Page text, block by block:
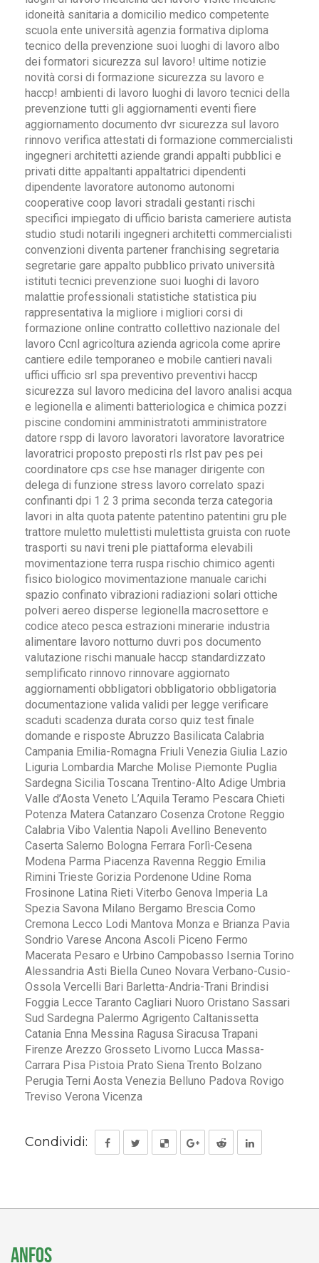
idoneità sanitaria a domicilio medico competente
scuola ente università agenzia formativa diploma
tecnico della prevenzione suoi luoghi di lavoro albo
dei formatori sicurezza sul lavoro! ultime notizie
novità corsi di formazione sicurezza su lavoro e
haccp! ambienti di lavoro luoghi di lavoro tecnici della
prevenzione tutti gli aggiornamenti eventi fiere
aggiornamento documento dvr sicurezza sul lavoro
rinnovo verifica attestati di formazione commercialisti
ingegneri architetti aziende grandi appalti pubblici e
privati ditte appaltanti appaltatrici dipendenti
dipendente lavoratore autonomo autonomi
cooperative coop lavori stradali gestanti rischi
specifici impiegato di ufficio barista cameriere autista
studio studi notarili ingegneri architetti commercialisti
convenzioni diventa partener franchising segretaria
segretarie gare appalto pubblico privato università
istituti tecnici prevenzione suoi luoghi di lavoro
malattie professionali statistiche statistica piu
rappresentativa la migliore i migliori corsi di
formazione online contratto collettivo nazionale del
lavoro Ccnl agricoltura azienda agricola come aprire
cantiere edile temporaneo e mobile cantieri navali
uffici ufficio srl spa preventivo preventivi haccp
sicurezza sul lavoro medicina del lavoro analisi acqua
e legionella e alimenti batteriologica e chimica pozzi
piscine condomini amministratoti amministratore
datore rspp di lavoro lavoratori lavoratore lavoratrice
lavoratrici proposto preposti rls rlst pav pes pei
coordinatore cps cse hse manager dirigente con
delega di funzione stress lavoro correlato spazi
confinanti dpi 1 2 3 prima seconda terza categoria
lavori in alta quota patente patentino patentini gru ple
trattore muletto mulettisti mulettista gruista con ruote
trasporti su navi treni ple piattaforma elevabili
movimentazione terra ruspa rischio chimico agenti
fisico biologico movimentazione manuale carichi
spazio confinato vibrazioni radiazioni solari ottiche
polveri aereo disperse legionella macrosettore e
codice ateco pesca estrazioni minerarie industria
alimentare lavoro notturno duvri pos documento
valutazione rischi manuale haccp standardizzato
semplificato rinnovo rinnovare aggiornato
aggiornamenti obbligatori obbligatorio obbligatoria
documentazione valida validi per legge verificare
scaduti scadenza durata corso quiz test finale
domande e risposte Abruzzo Basilicata Calabria
Campania Emilia-Romagna Friuli Venezia Giulia Lazio
Liguria Lombardia Marche Molise Piemonte Puglia
Sardegna Sicilia Toscana Trentino-Alto Adige Umbria
Valle d’Aosta Veneto L’Aquila Teramo Pescara Chieti
Potenza Matera Catanzaro Cosenza Crotone Reggio
Calabria Vibo Valentia Napoli Avellino Benevento
Caserta Salerno Bologna Ferrara Forlì-Cesena
Modena Parma Piacenza Ravenna Reggio Emilia
Rimini Trieste Gorizia Pordenone Udine Roma
Frosinone Latina Rieti Viterbo Genova Imperia La
Spezia Savona Milano Bergamo Brescia Como
Cremona Lecco Lodi Mantova Monza e Brianza Pavia
Sondrio Varese Ancona Ascoli Piceno Fermo
Macerata Pesaro e Urbino Campobasso Isernia Torino
Alessandria Asti Biella Cuneo Novara Verbano-Cusio-
Ossola Vercelli Bari Barletta-Andria-Trani Brindisi
Foggia Lecce Taranto Cagliari Nuoro Oristano Sassari
Sud Sardegna Palermo Agrigento Caltanissetta
Catania Enna Messina Ragusa Siracusa Trapani
Firenze Arezzo Grosseto Livorno Lucca Massa-
Carrara Pisa Pistoia Prato Siena Trento Bolzano
Perugia Terni Aosta Venezia Belluno Padova Rovigo
Treviso Verona Vicenza
Condividi:
ANFOS